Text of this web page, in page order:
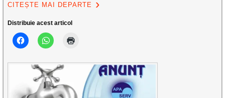
CITEȘTE MAI DEPARTE
Distribuie acest articol